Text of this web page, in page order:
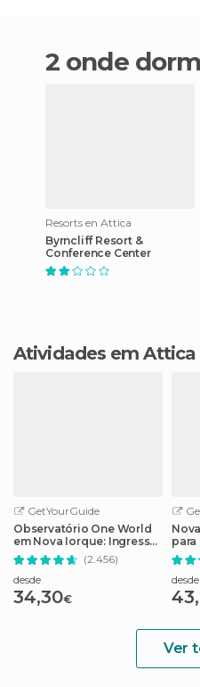
2 onde
Resorts en Attica
Byrncliff Resort &
Conference Center
Atividades em Attica
GetYourGuide
Observatório One World
em Nova Iorque: Ingresso
sem Fila
(2.456)
desde
34,30€
para
desde
Ver